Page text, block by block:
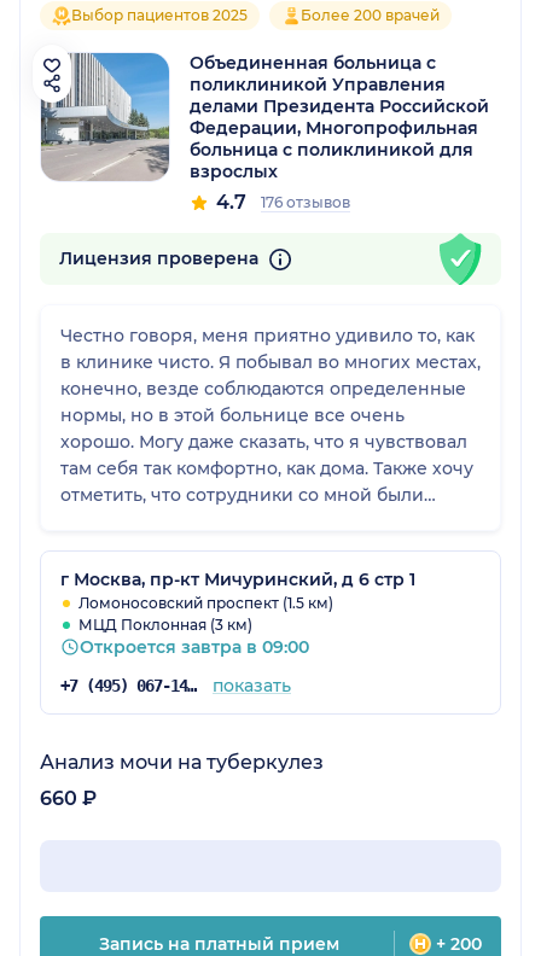
Выбор пациентов 2025 Более 200 врачей
Объединенная больница с
поликлиникой Управления
делами Президента Российской
Федерации, Многопрофильная
больница с поликлиникой для
взрослых
4.7 176 отзывов
Лицензия проверена
Честно говоря, меня приятно удивило то, как
в клинике чисто. Я побывал во многих местах,
конечно, везде соблюдаются определенные
нормы, но в этой больнице все очень
хорошо. Могу даже сказать, что я чувствовал
там себя так комфортно, как дома. Также хочу
отметить, что сотрудники со мной были
хочется пожелать попасть в клинику, но если
это кому-то потребуется, то я посоветую
именно этот медицинский центр.
г Москва, пр-кт Мичуринский, д 6 стр 1
Ломоносовский проспект (1.5 км)
МЦД Поклонная (3 км)
Откроется завтра в 09:00
+7 (495) 067-14-29 показать
Анализ мочи на туберкулез
660 ₽
Запись на платный прием + 200